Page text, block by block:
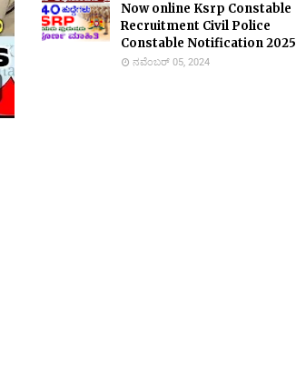
Now online Ksrp Constable
Recruitment Civil Police
Constable Notification 2025
ನವೆಂಬರ್ 05, 2024